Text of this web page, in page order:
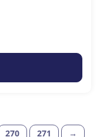
270 271 →